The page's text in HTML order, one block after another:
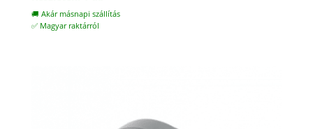
🚚 Akár másnapi szállítás
✅ Magyar raktárról